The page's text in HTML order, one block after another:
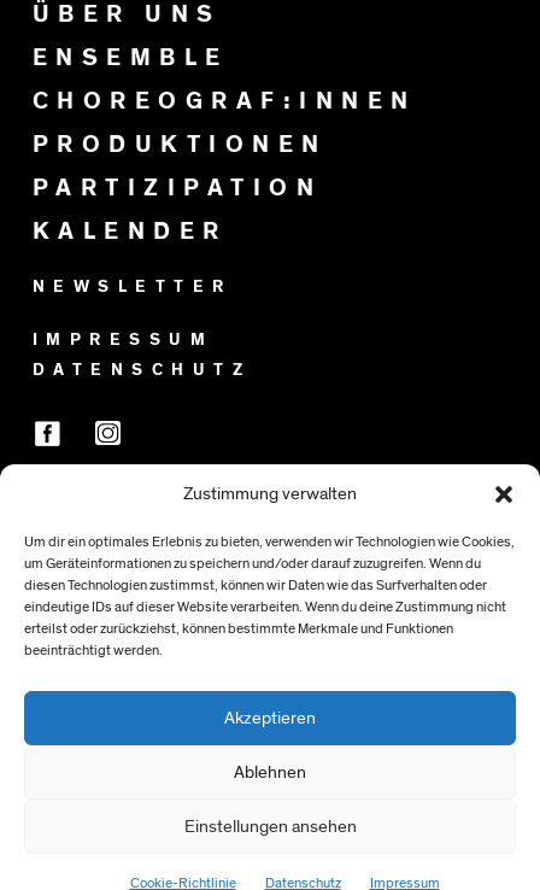
Zustimmung verwalten
Um dir ein optimales Erlebnis zu bieten, verwenden wir Technologien wie Cookies,
um Geräteinformationen zu speichern und/oder darauf zuzugreifen. Wenn du
diesen Technologien zustimmst, können wir Daten wie das Surfverhalten oder
eindeutige IDs auf dieser Website verarbeiten. Wenn du deine Zustimmung nicht
erteilst oder zurückziehst, können bestimmte Merkmale und Funktionen
beeinträchtigt werden.
Akzeptieren
Ablehnen
Einstellungen ansehen
Cookie-Richtlinie Datenschutz Impressum
ÜBER UNS
ENSEMBLE
CHOREOGRAF:INNEN
PRODUKTIONEN
PARTIZIPATION
KALENDER
NEWSLETTER
IMPRESSUM
DATENSCHUTZ
FÖRDER:INNEN
> NACH OBEN